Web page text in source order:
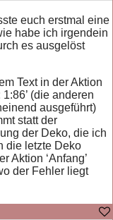
euch erstmal eine
habe ich irgendein
es ausgelöst
Text in der Aktion
1:86’ (die anderen
ausgeführt)
statt der
der Deko, die ich
die letzte Deko
Aktion ‘Anfang’
der Fehler liegt